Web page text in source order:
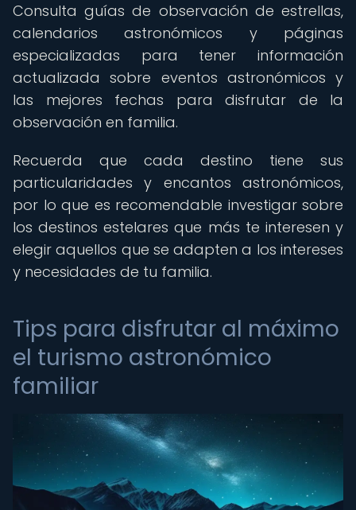
Consulta guías de observación de estrellas,
calendarios astronómicos y páginas
especializadas para tener información
actualizada sobre eventos astronómicos y
las mejores fechas para disfrutar de la
observación en familia.
Recuerda que cada destino tiene sus
particularidades y encantos astronómicos,
por lo que es recomendable investigar sobre
los destinos estelares que más te interesen y
elegir aquellos que se adapten a los intereses
y necesidades de tu familia.
Tips para disfrutar al máximo
el turismo astronómico
familiar